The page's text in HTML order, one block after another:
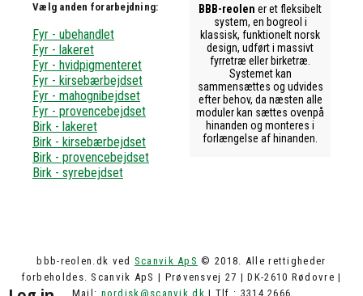
Vælg anden forarbejdning:
Fyr - ubehandlet
Fyr - lakeret
Fyr - hvidpigmenteret
Fyr - kirsebærbejdset
Fyr - mahognibejdset
Fyr - provencebejdset
Birk - lakeret
Birk - kirsebærbejdset
Birk - provencebejdset
Birk - syrebejdset
BBB-reolen er et fleksibelt
system, en bogreol i
klassisk, funktionelt norsk
design, udført i massivt
fyrretræ eller birketræ.
Systemet kan
sammensættes og udvides
efter behov, da næsten alle
moduler kan sættes ovenpå
hinanden og monteres i
forlængelse af hinanden.
bbb-reolen.dk ved Scanvik ApS © 2018. Alle rettigheder
forbeholdes. Scanvik ApS | Prøvensvej 27 | DK-2610 Rødovre |
Mail: nordisk@scanvik.dk | Tlf.: 3314 2666